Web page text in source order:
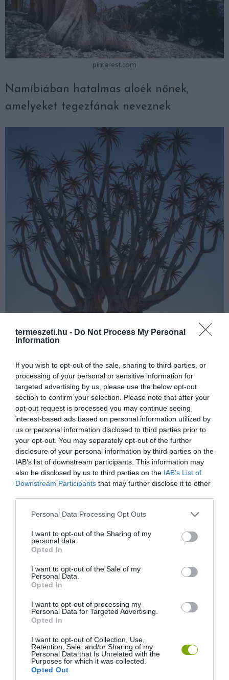
termeszeti.hu - Do Not Process My Personal
Information
If you wish to opt-out of the sale, sharing to third parties, or
processing of your personal or sensitive information for
targeted advertising by us, please use the below opt-out
section to confirm your selection. Please note that after your
opt-out request is processed you may continue seeing
interest-based ads based on personal information utilized by
us or personal information disclosed to third parties prior to
your opt-out. You may separately opt-out of the further
disclosure of your personal information by third parties on the
IAB’s list of downstream participants. This information may
also be disclosed by us to third parties on the IAB’s List of
Downstream Participants that may further disclose it to other
Please note that this website/app uses one or more Google
not limited to your visit or usage behaviour. You may click to
grant or deny consent to Google and its third-party tags to
use your data for below specified purposes in below Google
consent section.
Personal Data Processing Opt Outs
I want to opt-out of the Sharing of my
personal data.
Opted In
I want to opt-out of the Sale of my
Personal Data.
Opted In
I want to opt-out of processing my
Personal Data for Targeted Advertising.
Opted In
I want to opt-out of Collection, Use,
Retention, Sale, and/or Sharing of my
Personal Data that Is Unrelated with the
Purposes for which it was collected.
Opted Out
pinterest.com
Namíbiában hatalmas aloék nőnek,
amelyeket tegezfának neveznek
© Kayla Stevenson
Egy álombéli japán juhar
© Lewis Carlyle